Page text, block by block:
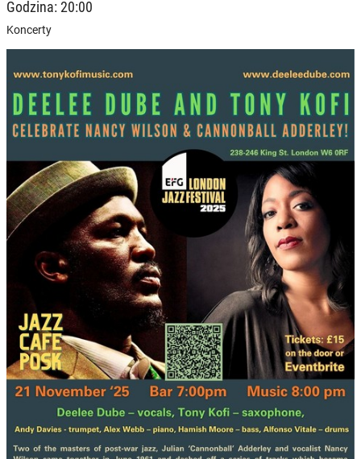
Godzina: 20:00
Koncerty